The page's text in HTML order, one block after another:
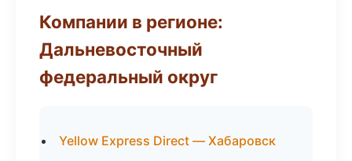
Компании в регионе:
Дальневосточный
федеральный округ
Yellow Express Direct — Хабаровск